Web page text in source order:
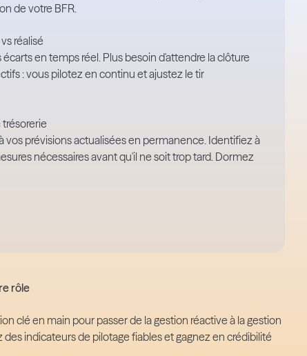
de votre BFR.
réalisé
en temps réel. Plus besoin d'attendre la clôture
: vous pilotez en continu et ajustez le tir
vos prévisions actualisées en permanence. Identifiez à
nécessaires avant qu'il ne soit trop tard. Dormez
rôle
clé en main pour passer de la gestion réactive à la gestion
indicateurs de pilotage fiables et gagnez en crédibilité